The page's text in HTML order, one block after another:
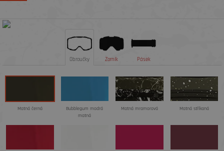
Obroučky Zorník Pásek
Matná černá
Bubblegum modrá
matná
Matná mramorová Matná stříkaná